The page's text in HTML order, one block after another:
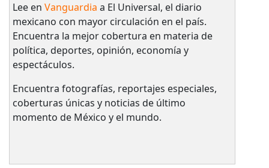
Lee en Vanguardia a El Universal, el diario
mexicano con mayor circulación en el país.​
Encuentra la mejor cobertura en materia de
política, deportes, opinión, economía y
espectáculos.
Encuentra fotografías, reportajes especiales,
coberturas únicas y noticias de último
momento de México y el mundo.